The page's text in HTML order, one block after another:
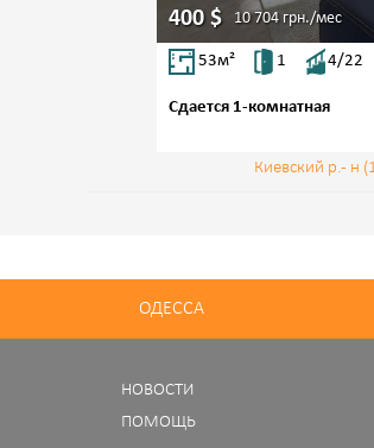
400$ 10 704грн./мес
53м² 1 4/22
Сдается 1-комнатная
Киевский р.- н
ОДЕССА
НОВОСТИ
ПОМОЩЬ